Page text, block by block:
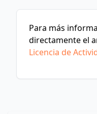
Para más
directamente el
Licencia de